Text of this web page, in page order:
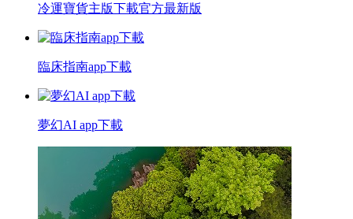
冷運寶貨主版下載官方最新版
臨床指南app下載
夢幻AI app下載